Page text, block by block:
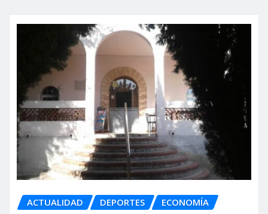
ACTUALIDAD DEPORTES ECONOMÍA